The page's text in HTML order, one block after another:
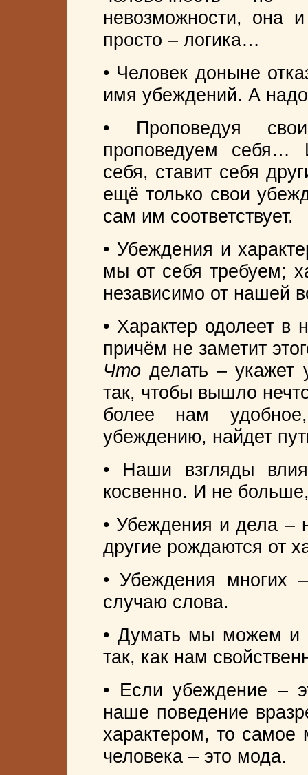
невозможности, она
просто – логика…
• Человек доныне
имя убеждений. А
• Проповедуя
проповедуем себя…
себя, ставит себя
ещё только свои
сам им соответствует.
• Убеждения и
мы от себя требуем;
независимо от нашей
• Характер одолеет
причём не заметит
Что делать – укажет
так, чтобы вышло
более нам
убеждению, найдет
• Наши взгляды
косвенно. И не
• Убеждения и дела –
другие рождаются от
• Убеждения многих
случаю слова.
• Думать мы можем и
так, как нам
• Если убеждение –
наше поведение
характером, то
человека – это мода.